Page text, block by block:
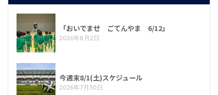
「おいでませ ごてんやま 6/12」
2026年8月2日
今週末8/1(土)スケジュール
2026年7月30日